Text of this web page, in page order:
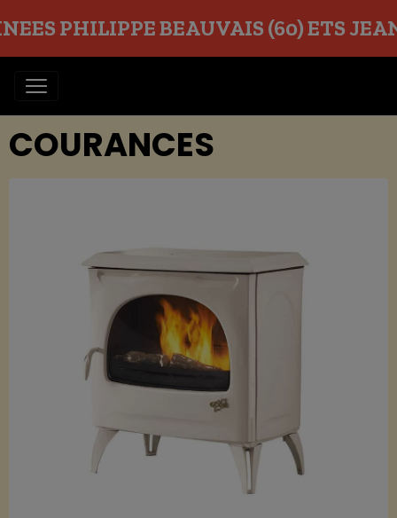
PHILIPPE BEAUVAIS (60) ETS
COURANCES